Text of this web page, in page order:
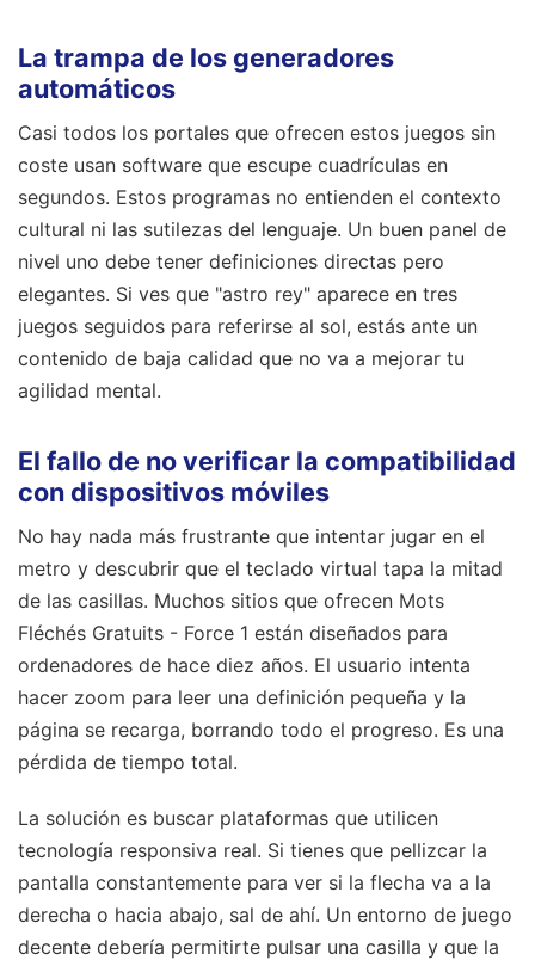
La trampa de los generadores
automáticos
Casi todos los portales que ofrecen estos juegos sin
coste usan software que escupe cuadrículas en
segundos. Estos programas no entienden el contexto
cultural ni las sutilezas del lenguaje. Un buen panel de
nivel uno debe tener definiciones directas pero
elegantes. Si ves que "astro rey" aparece en tres
juegos seguidos para referirse al sol, estás ante un
contenido de baja calidad que no va a mejorar tu
agilidad mental.
El fallo de no verificar la compatibilidad
con dispositivos móviles
No hay nada más frustrante que intentar jugar en el
metro y descubrir que el teclado virtual tapa la mitad
de las casillas. Muchos sitios que ofrecen Mots
Fléchés Gratuits - Force 1 están diseñados para
ordenadores de hace diez años. El usuario intenta
hacer zoom para leer una definición pequeña y la
página se recarga, borrando todo el progreso. Es una
pérdida de tiempo total.
La solución es buscar plataformas que utilicen
tecnología responsiva real. Si tienes que pellizcar la
pantalla constantemente para ver si la flecha va a la
derecha o hacia abajo, sal de ahí. Un entorno de juego
decente debería permitirte pulsar una casilla y que la